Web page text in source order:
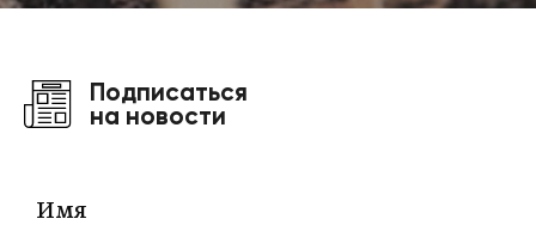
Подписаться
на новости